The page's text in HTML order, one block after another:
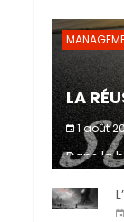
LA
1 août
Dans la
fait de
signe
Partager